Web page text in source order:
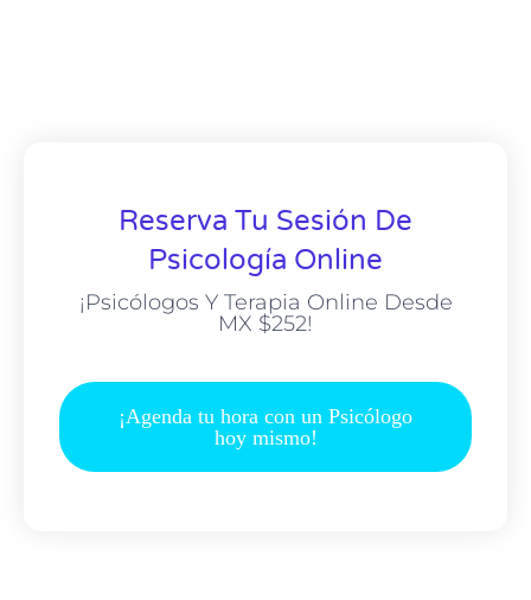
Reserva Tu Sesión De
Psicología Online
¡Psicólogos Y Terapia Online Desde
MX $252!
¡Agenda tu hora con un Psicólogo
hoy mismo!